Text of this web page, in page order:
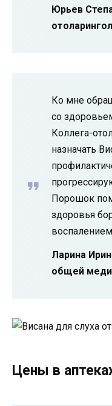
Юрьев
Ко мне
со
Коллега-
назначать
Порошок
здоровья
Ларина
общей
Цены в